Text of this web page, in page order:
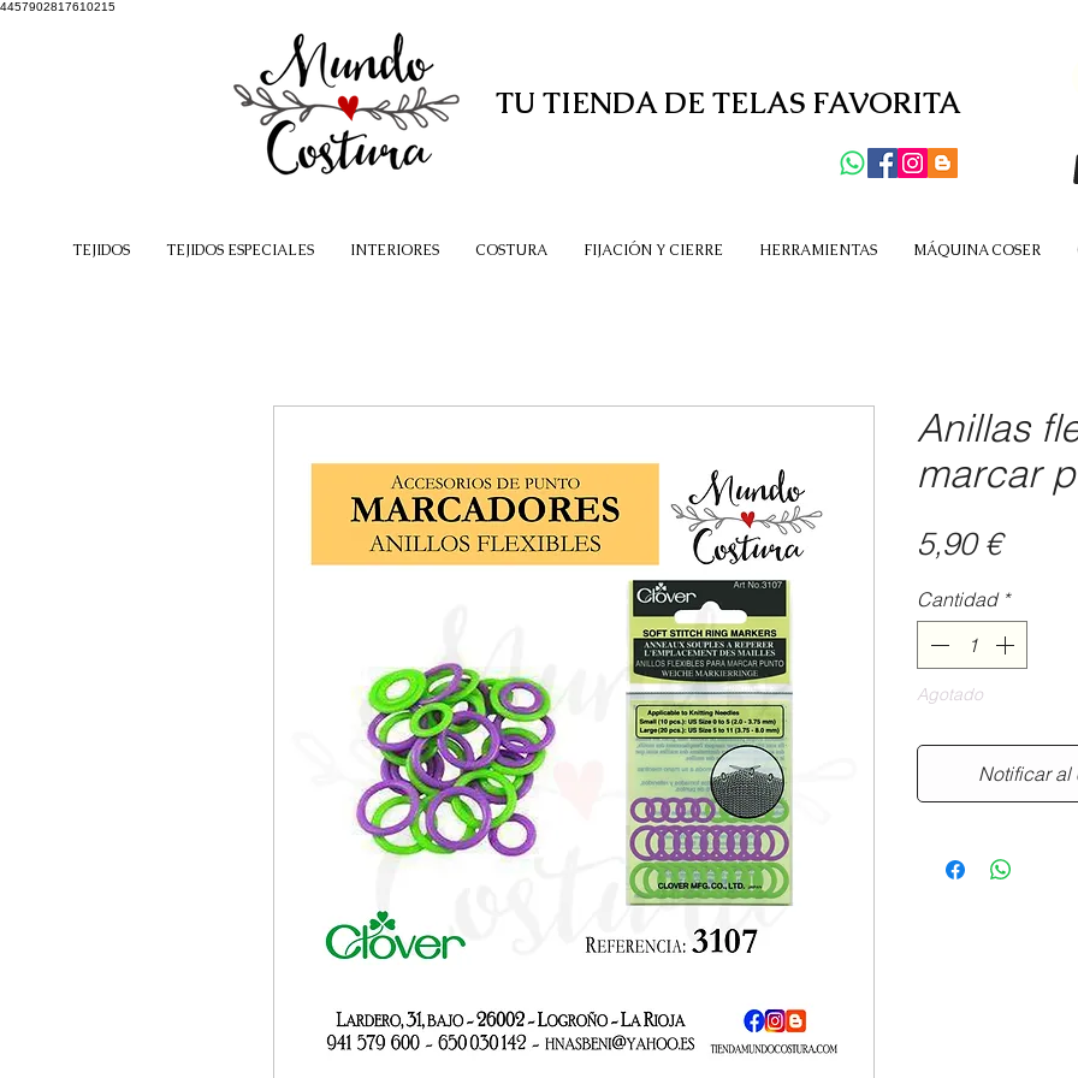
4457902817610215
TU TIENDA DE TELAS FAVORITA
TEJIDOS TEJIDOS ESPECIALES INTERIORES COSTURA FIJACIÓN Y CIERRE HERRAMIENTAS MÁQUINA COSER
Anillas
marcar
5,90 €Precio
Cantidad *
Agotado
Notificar